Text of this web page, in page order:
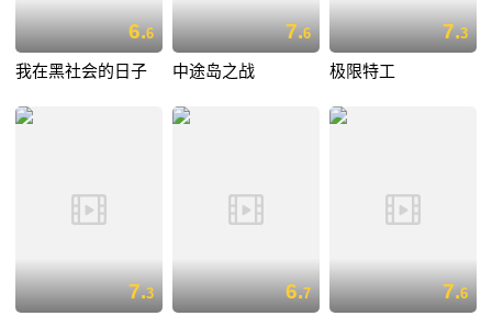
6.6
我在黑社会的日子
7.6
中途岛之战
7.3
极限特工
7.3 6.7 7.6